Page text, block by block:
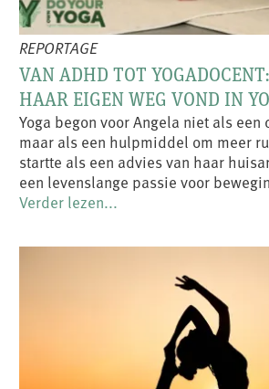
REPORTAGE
VAN ADHD TOT
HAAR EIGEN WEG VOND IN
Yoga begon voor Angela niet als
maar als een hulpmiddel om meer
startte als een advies van haar
een levenslange passie voor
Verder lezen...